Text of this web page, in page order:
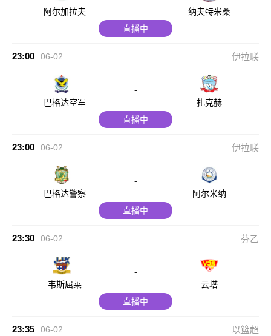
阿尔加拉夫
纳夫特米桑
直播中
23:00 06-02 伊拉联
巴格达空军
-
扎克赫
直播中
23:00 06-02 伊拉联
巴格达警察
-
阿尔米纳
直播中
23:30 06-02 芬乙
韦斯屈莱
-
云塔
直播中
23:35 06-02 以篮超